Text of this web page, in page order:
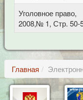
Уголовное право,
2008,№ 1, Стр. 50-
Главная